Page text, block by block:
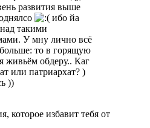
развития выше
ибо йа
такими
У мну лично всё
больше: то в горящую
живьём обдеру.. Каг
или патриархат? )
))
которое избавит тебя от